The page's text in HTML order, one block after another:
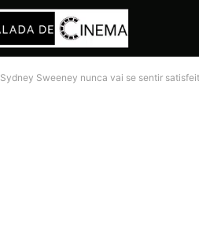
Sydney Sweeney nunca vai se sentir